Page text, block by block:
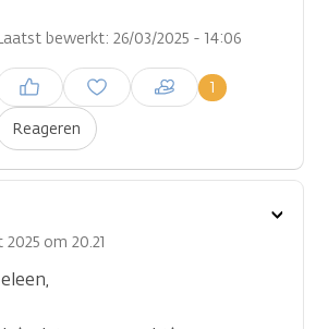
bewerkt: 26/03/2025 - 14:06
Reageren
1
om een reactie te
om 20.21
Toon